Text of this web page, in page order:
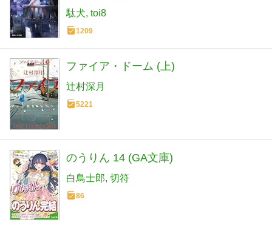
駄犬 toi8
1209
ファイア・ドーム (上)
辻村深月
5221
のうりん 14 (GA文庫)
白鳥士郎 切符
86